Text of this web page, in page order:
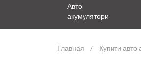
Авто
акумулятори
Главная Купити авто